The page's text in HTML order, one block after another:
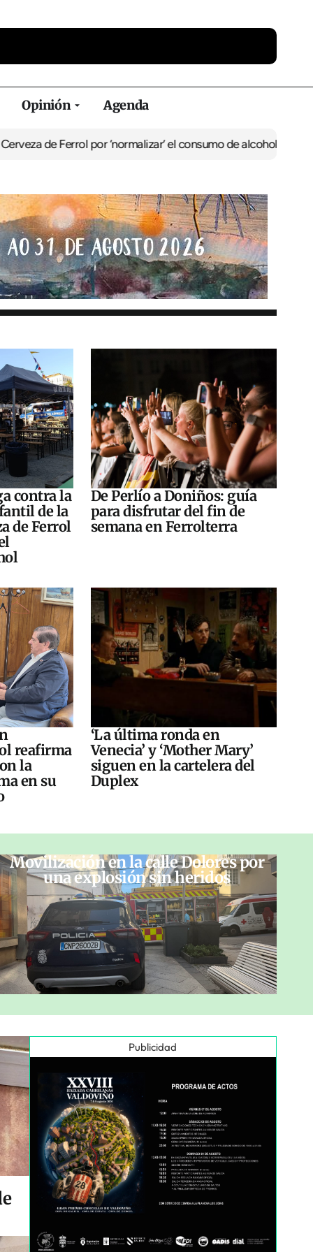
Opinión Agenda
por ‘normalizar’ el consumo de alcoholDe Perlío a
contra la
de la
de Ferrol
De Perlío a Doniños: guía
para disfrutar del fin de
semana en Ferrolterra
reafirma
la
en su
‘La última ronda en
Venecia’ y ‘Mother Mary’
siguen en la cartelera del
Duplex
Movilización en la calle Dolores por
una explosión sin heridos
Publicidad